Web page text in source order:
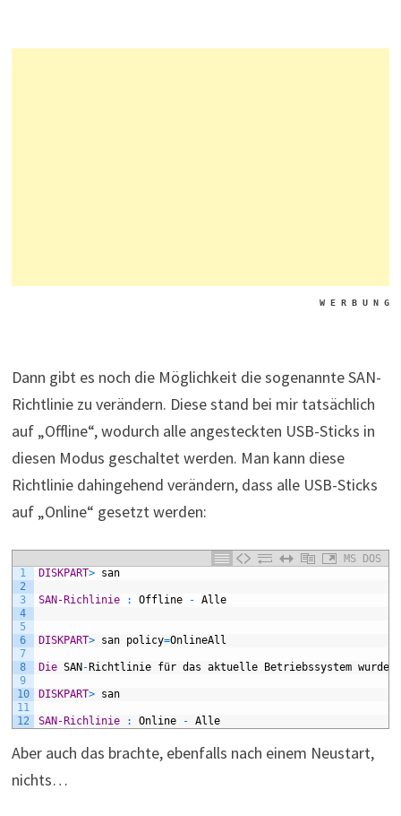
W E R B U N G
Dann gibt es noch die Möglichkeit die sogenannte SAN-
Richtlinie zu verändern. Diese stand bei mir tatsächlich
auf „Offline“, wodurch alle angesteckten USB-Sticks in
diesen Modus geschaltet werden. Man kann diese
Richtlinie dahingehend verändern, dass alle USB-Sticks
auf „Online“ gesetzt werden:
MS DOS
1
2
3
4
5
6
7
8
9
10
11
12
DISKPART> san
SAN-Richlinie : Offline - Alle
DISKPART> san policy=OnlineAll
Die SAN-Richtlinie für das aktuelle Betriebssystem wurde
DISKPART> san
SAN-Richlinie : Online - Alle
Aber auch das brachte, ebenfalls nach einem Neustart,
nichts…